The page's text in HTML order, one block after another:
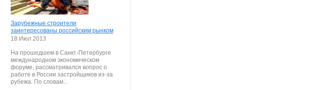
Зарубежные строители
заинтересованы российским рынком
18 Июл 2013
На прошедшем в Санкт-Петербурге
международном экономическом
форуме, рассматривался вопрос о
работе в России застройщиков из-за
рубежа. По словам...